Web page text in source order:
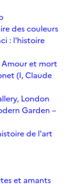
des couleurs
: l'histoire
Amour et mort
(I, Claude
London
Garden –
de l'art
et amants